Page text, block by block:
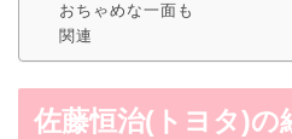
おちゃめな一面も
関連
佐藤恒治(トヨタ)の